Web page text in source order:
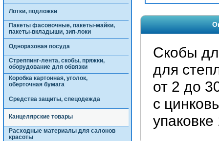
Лотки, подложки
Пакеты фасовочные, пакеты-майки,
пакеты-вкладыши, зип-локи
Одноразовая посуда
Стреппинг-лента, скобы, пряжки,
оборудование для обвязки
Коробка картонная, уголок,
оберточная бумага
Средства защиты, спецодежда
Канцелярские товары
Расходные материалы для салонов
красоты
Скобы
для
от 2 до
с